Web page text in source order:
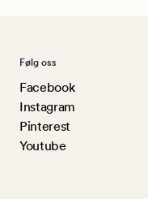
Følg oss
Facebook
Instagram
Pinterest
Youtube